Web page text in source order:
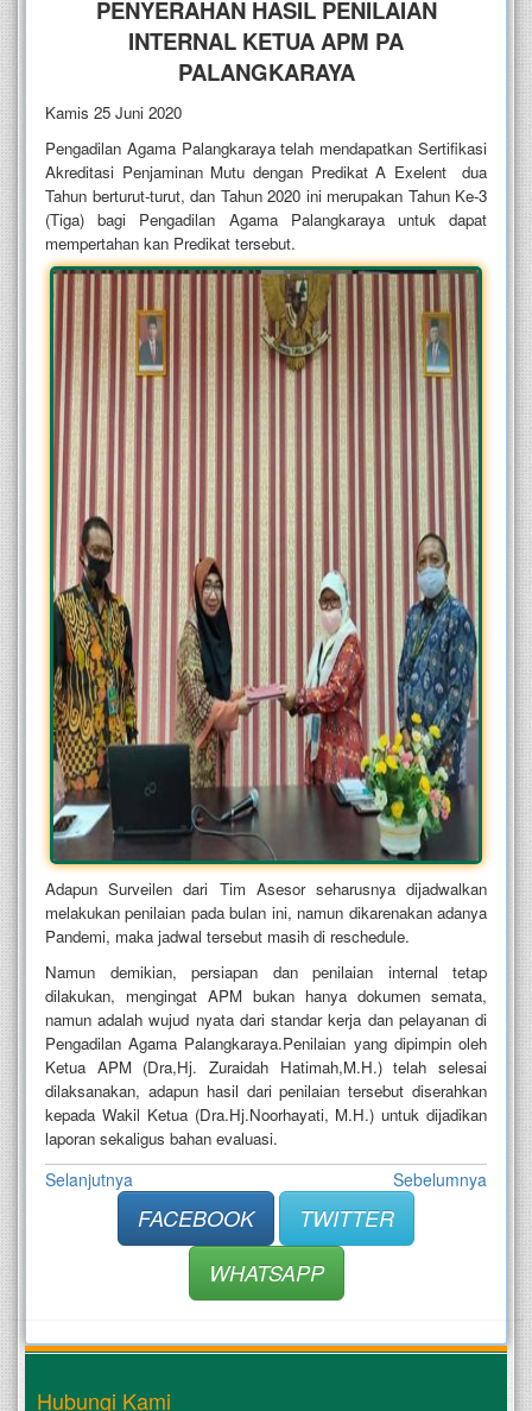
PENYERAHAN HASIL PENILAIAN
INTERNAL KETUA APM PA
PALANGKARAYA
Kamis 25 Juni 2020
Pengadilan Agama Palangkaraya telah mendapatkan Sertifikasi
Akreditasi Penjaminan Mutu dengan Predikat A Exelent dua
Tahun berturut-turut, dan Tahun 2020 ini merupakan Tahun Ke-3
(Tiga) bagi Pengadilan Agama Palangkaraya untuk dapat
mempertahan kan Predikat tersebut.
Adapun Surveilen dari Tim Asesor seharusnya dijadwalkan
melakukan penilaian pada bulan ini, namun dikarenakan adanya
Pandemi, maka jadwal tersebut masih di reschedule.
Namun demikian, persiapan dan penilaian internal tetap
dilakukan, mengingat APM bukan hanya dokumen semata,
namun adalah wujud nyata dari standar kerja dan pelayanan di
Pengadilan Agama Palangkaraya.Penilaian yang dipimpin oleh
Ketua APM (Dra,Hj. Zuraidah Hatimah,M.H.) telah selesai
dilaksanakan, adapun hasil dari penilaian tersebut diserahkan
kepada Wakil Ketua (Dra.Hj.Noorhayati, M.H.) untuk dijadikan
laporan sekaligus bahan evaluasi.
Selanjutnya Sebelumnya
FACEBOOK
TWITTER
WHATSAPP
Hubungi Kami